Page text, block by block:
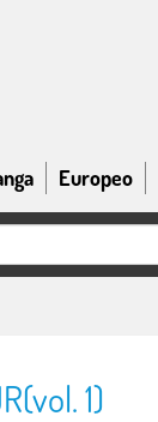
Europeo
1)